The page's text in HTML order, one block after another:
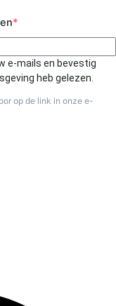
e-mails en bevestig
heb gelezen.
op de link in onze e-